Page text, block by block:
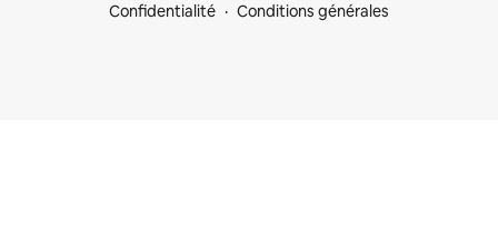
Confidentialité
Conditions générales